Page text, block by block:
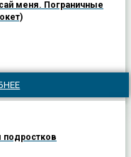
меня. Пограничные
(#экопокет)
подростков